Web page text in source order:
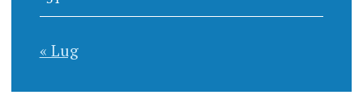
« Lug